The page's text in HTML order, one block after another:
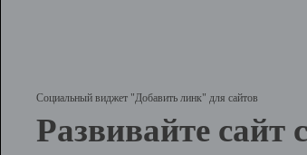
Социальный виджет "Добавить линк" для сайтов
Развивайте